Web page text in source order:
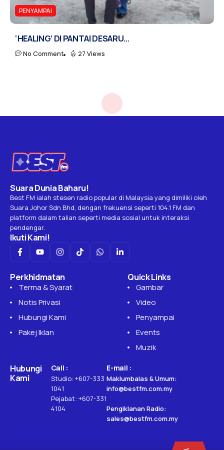
PENYAMPAI
‘HEALING’ DI PANTAI DESARU…
No Comment 27 Views
Suara Dunia Baharu!
Best FM ialah stesen radio popular di Malaysia yang dimiliki oleh
Suara Johor Sdn Bhd, dengan frekuensi seperti 104.1 FM dan
platform dalam talian seperti media sosial untuk interaksi
pendengar.
Ikuti Kami!
Perkhidmatan
Terma & Syarat
Notis Privasi
Hubungi Kami
Pakej Iklan
Quick Links
Gambar
Video
Penyampai
Events
Muzik
Hubungi
Kami
Call :
Studio: +607-333
1041
Pejabat: +607-331
4104
E-mail :
Maklumbalas & Umum:
info@bestfm.com.my
Pengiklanan Radio:
sales@bestfm.com.my